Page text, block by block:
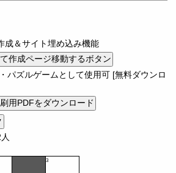
成＆サイト埋め込み機能
パズルゲームとして使用可 [無料ダウンロ
3